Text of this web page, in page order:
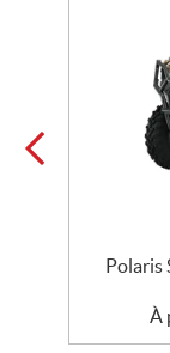
Polaris
À